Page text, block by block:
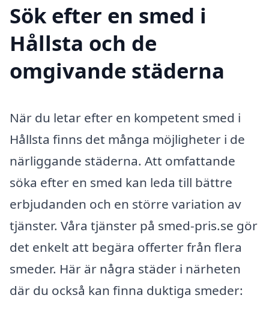
Sök efter en smed i
Hållsta och de
omgivande städerna
När du letar efter en kompetent smed i
Hållsta finns det många möjligheter i de
närliggande städerna. Att omfattande
söka efter en smed kan leda till bättre
erbjudanden och en större variation av
tjänster. Våra tjänster på smed-pris.se gör
det enkelt att begära offerter från flera
smeder. Här är några städer i närheten
där du också kan finna duktiga smeder: